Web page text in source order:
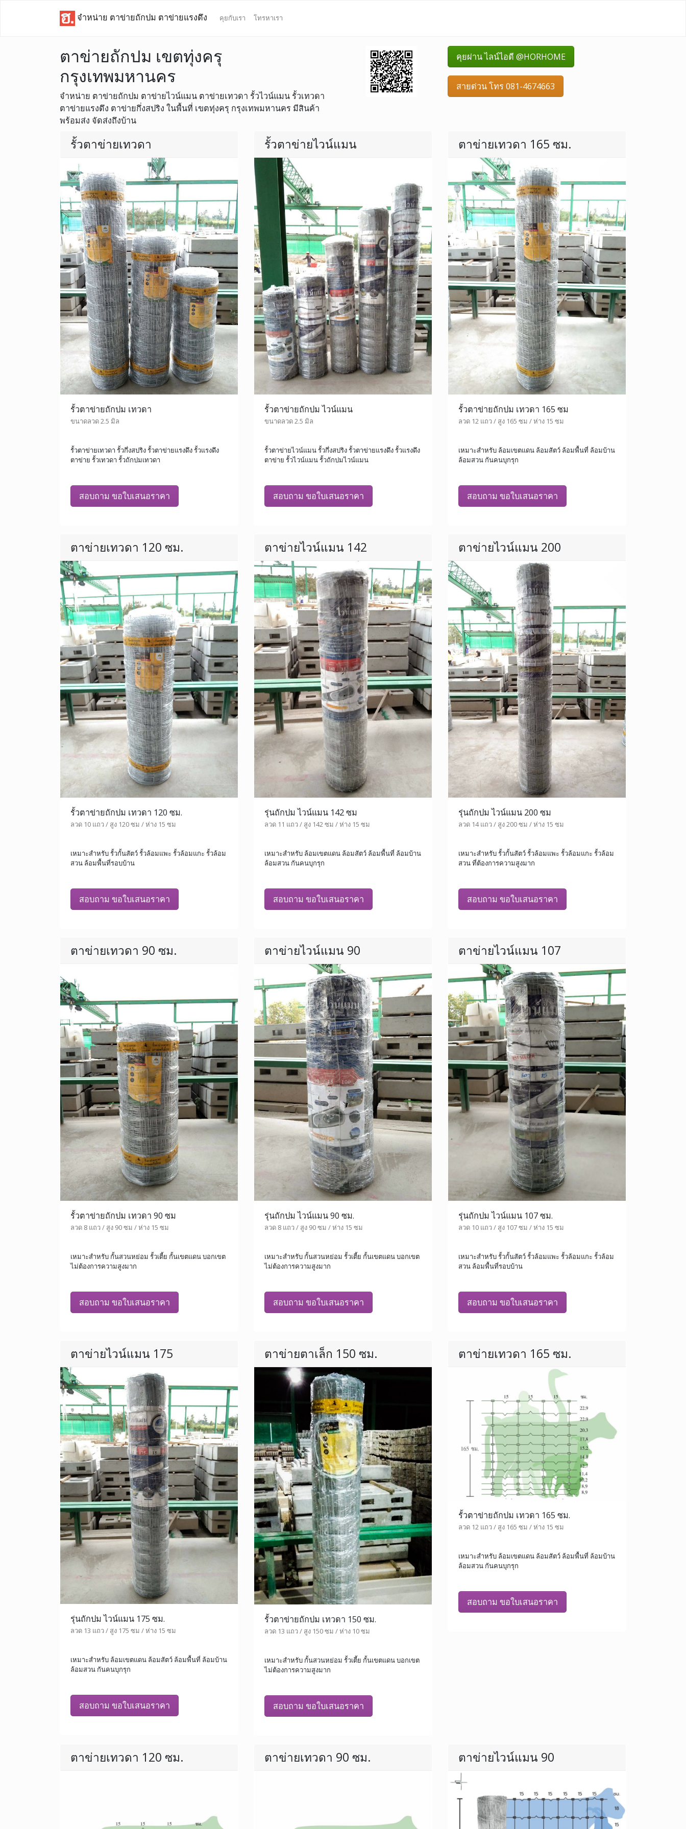
จำหน่าย ตาข่ายถักปม ตาข่ายแรงดึง คุยกับเรา โทรหาเรา
ตาข่ายถักปม เขตทุ่งครุ
กรุงเทพมหานคร
จำหน่าย ตาข่ายถักปม ตาข่ายไวน์แมน ตาข่ายเทวดา รั้วไวน์แมน รั้วเทวดา
ตาข่ายแรงดึง ตาข่ายกึ่งสปริง ในพื้นที่ เขตทุ่งครุ กรุงเทพมหานคร มีสินค้า
พร้อมส่ง จัดส่งถึงบ้าน
คุยผ่าน ไลน์ไอดี @HORHOME
สายด่วน โทร 081-4674663
รั้วตาข่ายเทวดา
รั้วตาข่ายถักปม เทวดา
ขนาดลวด 2.5 มิล
รั้วตาข่ายเทวดา รั้วกึ่งสปริง รั้วตาข่ายแรงดึง รั้วแรงดึง
ตาข่าย รั้วเทวดา รั้วถักปมเทวดา
สอบถาม ขอใบเสนอราคา
รั้วตาข่ายไวน์แมน
รั้วตาข่ายถักปม ไวน์แมน
ขนาดลวด 2.5 มิล
รั้วตาข่ายไวน์แมน รั้วกึ่งสปริง รั้วตาข่ายแรงดึง รั้วแรงดึง
ตาข่าย รั้วไวน์แมน รั้วถักปมไวน์แมน
สอบถาม ขอใบเสนอราคา
ตาข่ายเทวดา 165 ซม.
รั้วตาข่ายถักปม เทวดา 165 ซม
ลวด 12 แถว / สูง 165 ซม / ห่าง 15 ซม
เหมาะสำหรับ ล้อมเขตแดน ล้อมสัตว์ ล้อมพื้นที่ ล้อมบ้าน
ล้อมสวน กันคนบุกรุก
สอบถาม ขอใบเสนอราคา
ตาข่ายเทวดา 120 ซม.
รั้วตาข่ายถักปม เทวดา 120 ซม.
ลวด 10 แถว / สูง 120 ซม / ห่าง 15 ซม
เหมาะสำหรับ รั้วกั้นสัตว์ รั้วล้อมแพะ รั้วล้อมแกะ รั้วล้อม
สวน ล้อมพื้นที่รอบบ้าน
สอบถาม ขอใบเสนอราคา
ตาข่ายไวน์แมน 142
รุ่นถักปม ไวน์แมน 142 ซม
ลวด 11 แถว / สูง 142 ซม / ห่าง 15 ซม
เหมาะสำหรับ ล้อมเขตแดน ล้อมสัตว์ ล้อมพื้นที่ ล้อมบ้าน
ล้อมสวน กันคนบุกรุก
สอบถาม ขอใบเสนอราคา
ตาข่ายไวน์แมน 200
รุ่นถักปม ไวน์แมน 200 ซม
ลวด 14 แถว / สูง 200 ซม / ห่าง 15 ซม
เหมาะสำหรับ รั้วกั้นสัตว์ รั้วล้อมแพะ รั้วล้อมแกะ รั้วล้อม
สวน ที่ต้องการความสูงมาก
สอบถาม ขอใบเสนอราคา
ตาข่ายเทวดา 90 ซม.
รั้วตาข่ายถักปม เทวดา 90 ซม
ลวด 8 แถว / สูง 90 ซม / ห่าง 15 ซม
เหมาะสำหรับ กั้นสวนหย่อม รั้วเตี้ย กั้นเขตแดน บอกเขต
ไม่ต้องการความสูงมาก
สอบถาม ขอใบเสนอราคา
ตาข่ายไวน์แมน 90
รุ่นถักปม ไวน์แมน 90 ซม.
ลวด 8 แถว / สูง 90 ซม / ห่าง 15 ซม
เหมาะสำหรับ กั้นสวนหย่อม รั้วเตี้ย กั้นเขตแดน บอกเขต
ไม่ต้องการความสูงมาก
สอบถาม ขอใบเสนอราคา
ตาข่ายไวน์แมน 107
รุ่นถักปม ไวน์แมน 107 ซม.
ลวด 10 แถว / สูง 107 ซม / ห่าง 15 ซม
เหมาะสำหรับ รั้วกั้นสัตว์ รั้วล้อมแพะ รั้วล้อมแกะ รั้วล้อม
สวน ล้อมพื้นที่รอบบ้าน
สอบถาม ขอใบเสนอราคา
ตาข่ายไวน์แมน 175
รุ่นถักปม ไวน์แมน 175 ซม.
ลวด 13 แถว / สูง 175 ซม / ห่าง 15 ซม
เหมาะสำหรับ ล้อมเขตแดน ล้อมสัตว์ ล้อมพื้นที่ ล้อมบ้าน
ล้อมสวน กันคนบุกรุก
สอบถาม ขอใบเสนอราคา
ตาข่ายตาเล็ก 150 ซม.
รั้วตาข่ายถักปม เทวดา 150 ซม.
ลวด 13 แถว / สูง 150 ซม / ห่าง 10 ซม
เหมาะสำหรับ กั้นสวนหย่อม รั้วเตี้ย กั้นเขตแดน บอกเขต
ไม่ต้องการความสูงมาก
สอบถาม ขอใบเสนอราคา
ตาข่ายเทวดา 165 ซม.
รั้วตาข่ายถักปม เทวดา 165 ซม.
ลวด 12 แถว / สูง 165 ซม / ห่าง 15 ซม
เหมาะสำหรับ ล้อมเขตแดน ล้อมสัตว์ ล้อมพื้นที่ ล้อมบ้าน
ล้อมสวน กันคนบุกรุก
สอบถาม ขอใบเสนอราคา
ตาข่ายเทวดา 120 ซม. ตาข่ายเทวดา 90 ซม. ตาข่ายไวน์แมน 90